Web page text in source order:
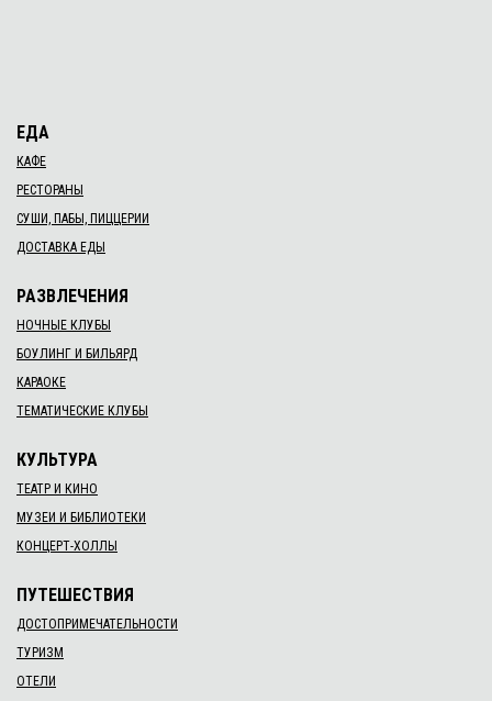
ЕДА
КАФЕ
РЕСТОРАНЫ
СУШИ, ПАБЫ, ПИЦЦЕРИИ
ДОСТАВКА ЕДЫ
РАЗВЛЕЧЕНИЯ
НОЧНЫЕ КЛУБЫ
БОУЛИНГ И БИЛЬЯРД
КАРАОКЕ
ТЕМАТИЧЕСКИЕ КЛУБЫ
КУЛЬТУРА
ТЕАТР И КИНО
МУЗЕИ И БИБЛИОТЕКИ
КОНЦЕРТ-ХОЛЛЫ
ПУТЕШЕСТВИЯ
ДОСТОПРИМЕЧАТЕЛЬНОСТИ
ТУРИЗМ
ОТЕЛИ